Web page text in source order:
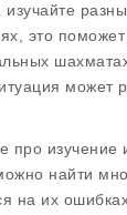
это
может
про изучение
найти
на их